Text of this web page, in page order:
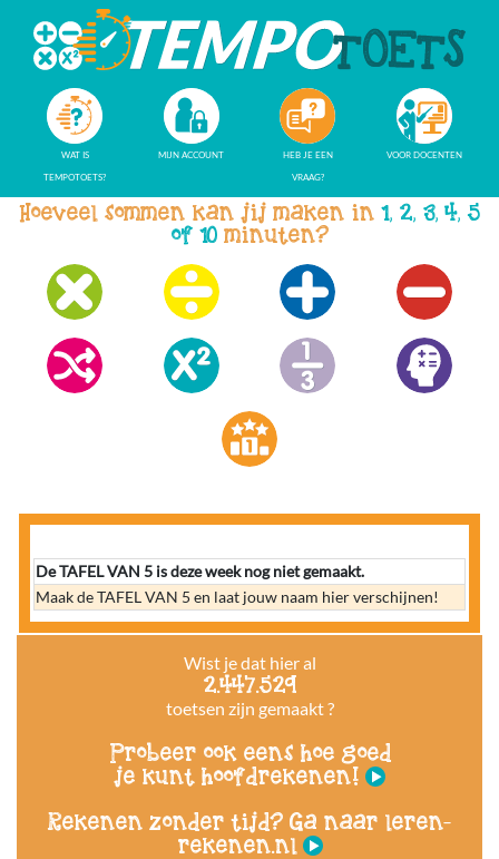
WAT IS
TEMPOTOETS?
MIJN ACCOUNT
HEB JE EEN
VRAAG?
VOOR DOCENTEN
Hoeveel sommen kan jij maken in 1, 2, 3, 4, 5
of 10 minuten?
Wist je dat hier al
2.447.529
toetsen zijn gemaakt ?
Probeer ook eens hoe goed
je kunt hoofdrekenen!
Rekenen zonder tijd? Ga naar leren-
rekenen.nl
De TAFEL VAN 5 is deze week nog niet gemaakt.
Maak de TAFEL VAN 5 en laat jouw naam hier verschijnen!